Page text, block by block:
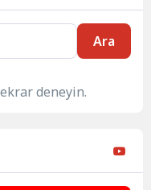
Ara
deneyin.